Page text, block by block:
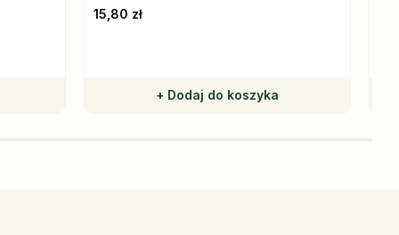
jako dodatek do codziennej diety.
15,80 zł
+ Dodaj do koszyka